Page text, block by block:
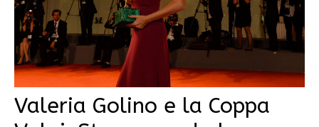
Valeria Golino e la Coppa